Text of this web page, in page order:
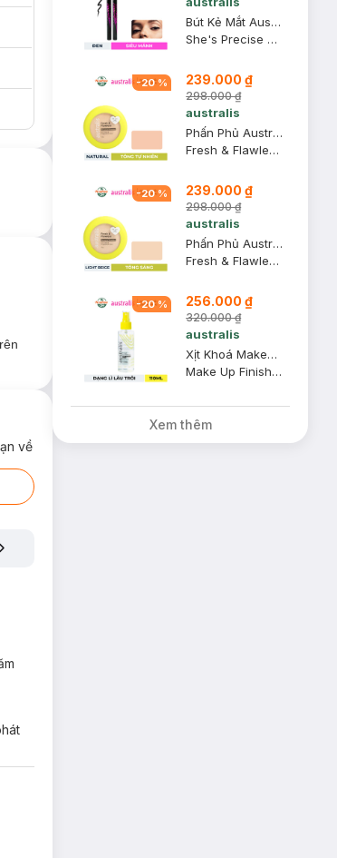
về
Bút Kẻ Mắt Australis Siêu Mảnh Không Lem Không Trôi
She's Precise Liquid Eyeliner
-20% 239.000 ₫
298.000 ₫
australis
Phấn Phủ Australis Kiềm Dầu 2in1 #Natural 12g
Fresh & Flawless Pressed Powder
-20% 239.000 ₫
298.000 ₫
australis
Phấn Phủ Australis Kiềm Dầu 2in1 #Light Beige 12g
Fresh & Flawless Pressed Powder
-20% 256.000 ₫
320.000 ₫
australis
Xịt Khoá Makeup Australis Dạng Lì Lâu Trôi 110ml (Mới)
Make Up Finishing Spritz Matte (New)
Xem thêm